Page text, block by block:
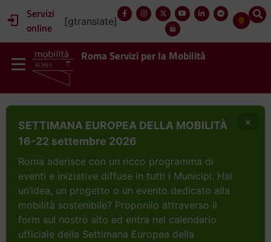
Servizi
online
[gtranslate]
Roma Servizi per la Mobilità
SETTIMANA EUROPEA DELLA MOBILITÀ
16-22 settembre 2026
Roma aderisce con un ricco programma di
eventi e iniziative diffuse in tutti i Municipi. Hai
un’idea, un progetto o un evento dedicato alla
mobilità sostenibile? Proponilo attraverso il
form sul nostro sito ed entra nel calendario
ufficiale della Settimana Europea della
×